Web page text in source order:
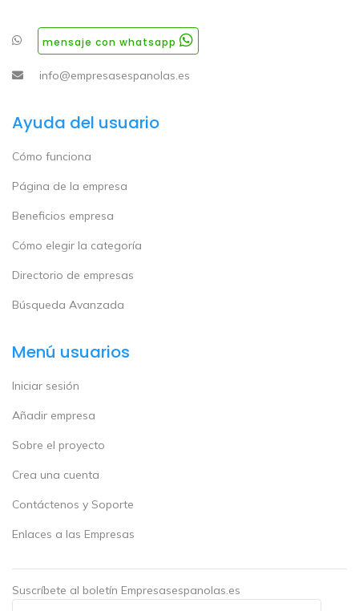
mensaje con whatsapp
info@empresasespanolas.es
Ayuda del usuario
Cómo funciona
Página de la empresa
Beneficios empresa
Cómo elegir la categoría
Directorio de empresas
Búsqueda Avanzada
Menú usuarios
Iniciar sesión
Añadir empresa
Sobre el proyecto
Crea una cuenta
Contáctenos y Soporte
Enlaces a las Empresas
Suscríbete al boletín Empresasespanolas.es